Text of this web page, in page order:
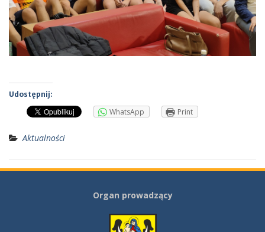
Udostępnij:
WhatsApp Print
Aktualności
Organ prowadzący